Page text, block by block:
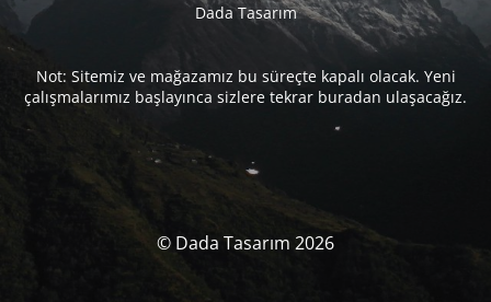
Dada Tasarım
Not: Sitemiz ve mağazamız bu süreçte kapalı olacak. Yeni
çalışmalarımız başlayınca sizlere tekrar buradan ulaşacağız.
© Dada Tasarım 2026